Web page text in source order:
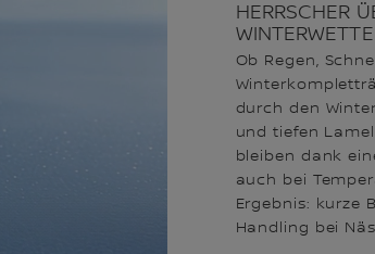
HERRSCHER
Ob Regen,
durch den
und tiefen
bleiben dank
auch bei
Ergebnis: kurze
Handling bei